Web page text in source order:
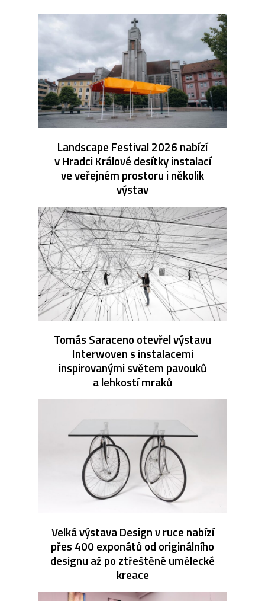
Landscape Festival 2026 nabízí
v Hradci Králové desítky instalací
ve veřejném prostoru i několik
výstav
Tomás Saraceno otevřel výstavu
Interwoven s instalacemi
inspirovanými světem pavouků
a lehkostí mraků
Velká výstava Design v ruce nabízí
přes 400 exponátů od originálního
designu až po ztřeštěné umělecké
kreace